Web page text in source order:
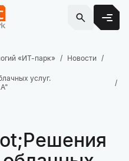
«ИТ-парк»
Новости
услуг.